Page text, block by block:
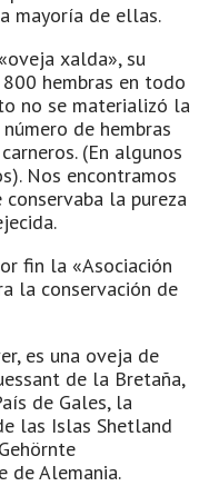
mayoría de ellas.
xalda», su
800 hembras en todo
no se materializó la
de hembras
(En algunos
Nos encontramos
la pureza
fin la «Asociación
la conservación de
es una oveja de
de la Bretaña,
de Gales, la
las Islas Shetland
de Alemania.